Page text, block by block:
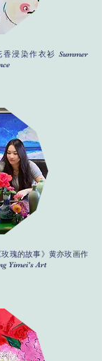
浸染作衣衫 Summer
瑰的故事》黄亦玫画作
Yimei's Art